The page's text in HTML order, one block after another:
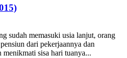
sudah memasuki usia lanjut, orang
dari pekerjaannya dan
sisa hari tuanya...